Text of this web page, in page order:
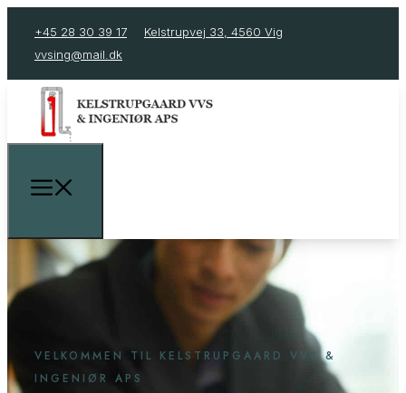
+45 28 30 39 17
Kelstrupvej 33, 4560 Vig
vvsing@mail.dk
VELKOMMEN TIL KELSTRUPGAARD VVS &
INGENIØR APS